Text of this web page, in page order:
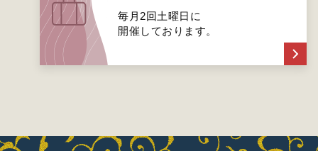
毎月2回土曜日に
開催しております。